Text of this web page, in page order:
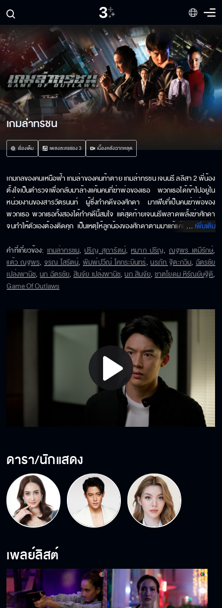
เกมล่าทรชน
เรื่องเต็ม เพลงละครช่อง 3 เบื้องหลังฉากหลุด
เกมกลของคนเหนือฟ้า เกมล่าของคนท้าตาย เกมล่าทรชน เจนนรี ลลิสา 2 พี่น้อง
ตั้งใจเป็นตำรวจเพื่อกลับมาล้างแค้นคนที่ฆ่าพ่อของเธอ พวกเธอได้เข้าไปอยู่ใน
หน่วยงานของสารวัตรนนท์ ผู้ซึ่งทำคดีของศักดา มาเฟียที่เป็นคนฆ่าพ่อของ
พวกเธอ พวกเธอทั้งสองได้ทำคดีนี้สมใจ แต่สุดท้ายเจนนรีพลาดพลั้งฆ่าศักดา
จนทำให้ตัวเองต้องติดคุก เป็นเหตุให้ลูกน้องของศักดาตามมาแก้แค้นโดยการฆ่า
สามารถกลับมาประสานกันได้ สารวัตรนนท์พยายามช่วยเจนนรี แต่เขาไม่
สามารถช่วยเธอได้ และนำพามาซึ่งรักสามเส้าของพวกเขาสามคน ลลิสาอิจฉา
เจนนรีเมื่อเห็นสารวัตรนนท์ทำทุกวิถีทางเพื่อช่วยเจนนรี โดยไม่สนใจความรัก
ความหวังดีที่ลลิสามีให้สารวัตรนนท์เลยแม้แต่น้อย สารวัตรนนท์เฝ้ารอการกลับ
มันเป็นไปไม่ได้แล้วสำหรับความรักครั้งนี้ เมื่อเจนนรีพ้นโทษออกจากคุก เธอได้
เข้าไปทำงานเป็นบอดี้การ์ดให้กับมาเฟียหนุ่ม มาวิน น้องชายต่างมารดาของ
ศักดา ทำให้สองพี่น้องอยู่กันคนละขั้วฝั่งระหว่างความดีกับความเลว ทำให้ความ
รักระหว่างเจนนรีกับนนท์ ต้องเกิดการขัดแย้งกัน นำพามาซึ่งความเป็นไปได้ยาก
ที่ทั้งสองจะกลับมารักกันอีก เมื่อเธอทั้งสองเป็นเหมือนเส้นขนาน การห้ำหั่นจึง
... เพิ่มเติม
คำที่เกี่ยวข้อง: เกมล่าทรชน,ปริญ สุภารัตน์,หมาก ปริญ,ณฐพร เตมีรักษ์,
แต้ว ณฐพร,จรณ โสรัตน์,พิมพ์ปวีณ์ โคกระบินทร์,นรภัท ฐิตะกวิน,ฉัตรชัย
เปล่งพานิช,นก ฉัตรชัย,สินจัย เปล่งพานิช,นก สินจัย,ชาตโยดม หิรัณยัษฐิติ,
Game Of Outlaws
Play
Video
ดารา/นักแสดง
เพลย์ลิสต์